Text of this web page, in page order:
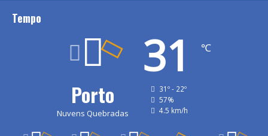
Tempo
Porto
Nuvens Quebradas
31 ℃
31º - 22º
57%
4.5 km/h